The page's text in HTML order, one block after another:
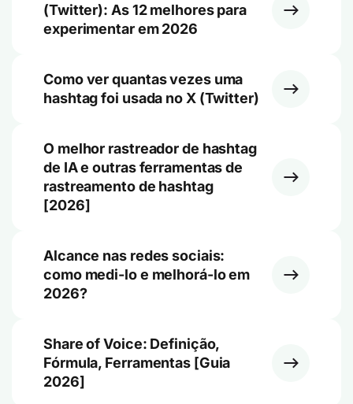
(Twitter): As 12 melhores para
experimentar em 2026
Como ver quantas vezes uma
hashtag foi usada no X (Twitter)
O melhor rastreador de hashtag
de IA e outras ferramentas de
rastreamento de hashtag
[2026]
Alcance nas redes sociais:
como medi-lo e melhorá-lo em
2026?
Share of Voice: Definição,
Fórmula, Ferramentas [Guia
2026]